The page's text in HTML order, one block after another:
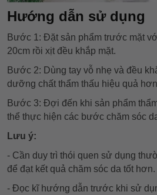
Hướng dẫn sử dụng
Bước 1: Đặt sản phẩm trước mặt
20cm rồi xịt đều khắp mặt.
Bước 2: Dùng tay vỗ nhẹ và đều
dưỡng chất thẩm thấu hiệu quả
Bước 3: Đợi đến khi sản phẩm
thể thực hiện các bước chăm sóc
Lưu ý:
- Cần duy trì thói quen sử dụng
để đạt kết quả chăm sóc da tốt hơn.
- Đọc kĩ hướng dẫn trước khi sử